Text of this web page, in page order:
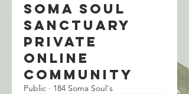
Soma Soul
Sanctuary
Private
Online
Community
Public · 184 Soma Soul's